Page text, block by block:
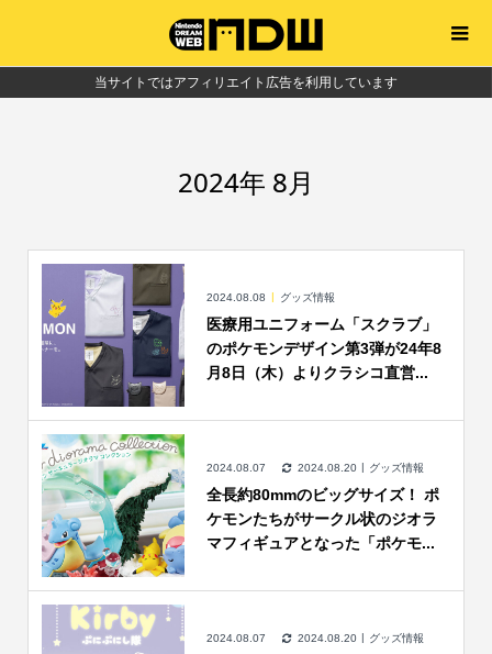
当サイトではアフィリエイト広告を利用しています
2024年 8月
2024.08.08 グッズ情報
医療用ユニフォーム「スクラブ」
のポケモンデザイン第3弾が24年8
月8日（木）よりクラシコ直営...
2024.08.07 2024.08.20 グッズ情報
全長約80mmのビッグサイズ！ ポ
ケモンたちがサークル状のジオラ
マフィギュアとなった「ポケモ...
2024.08.07 2024.08.20 グッズ情報